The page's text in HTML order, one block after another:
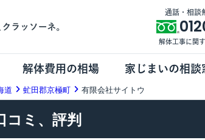
通話・相談
解体工事に関
解体費用の相場 家じまいの相談
道 虻田郡京極町 有限会社サイトウ
コミ、評判